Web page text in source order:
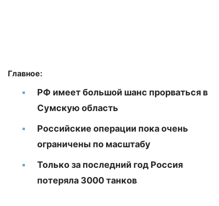
Главное:
РФ имеет большой шанс прорваться в
Сумскую область
Российские операции пока очень
ограничены по масштабу
Только за последний год Россия
потеряла 3000 танков